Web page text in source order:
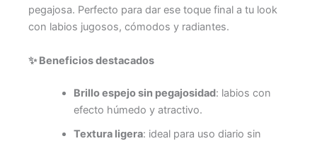
pegajosa. Perfecto para dar ese toque final a tu look
con labios jugosos, cómodos y radiantes.
✨Beneficios destacados
Brillo espejo sin pegajosidad: labios con
efecto húmedo y atractivo.
Textura ligera: ideal para uso diario sin